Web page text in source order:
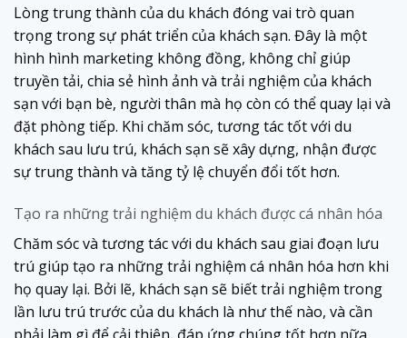
Lòng trung thành của du khách đóng vai trò quan
trọng trong sự phát triển của khách sạn. Đây là một
hình hình marketing không đồng, không chỉ giúp
truyền tải, chia sẻ hình ảnh và trải nghiệm của khách
sạn với bạn bè, người thân mà họ còn có thể quay lại và
đặt phòng tiếp. Khi chăm sóc, tương tác tốt với du
khách sau lưu trú, khách sạn sẽ xây dựng, nhận được
sự trung thành và tăng tỷ lệ chuyển đổi tốt hơn.
Tạo ra những trải nghiệm du khách được cá nhân hóa
Chăm sóc và tương tác với du khách sau giai đoạn lưu
trú giúp tạo ra những trải nghiệm cá nhân hóa hơn khi
họ quay lại. Bởi lẽ, khách sạn sẽ biết trải nghiệm trong
lần lưu trú trước của du khách là như thế nào, và cần